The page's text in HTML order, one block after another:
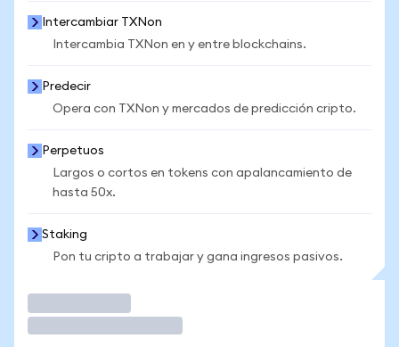
Intercambiar TXNon
Intercambia TXNon en y entre blockchains.
Predecir
Opera con TXNon y mercados de predicción cripto.
Perpetuos
Largos o cortos en tokens con apalancamiento de
hasta 50x.
Staking
Pon tu cripto a trabajar y gana ingresos pasivos.